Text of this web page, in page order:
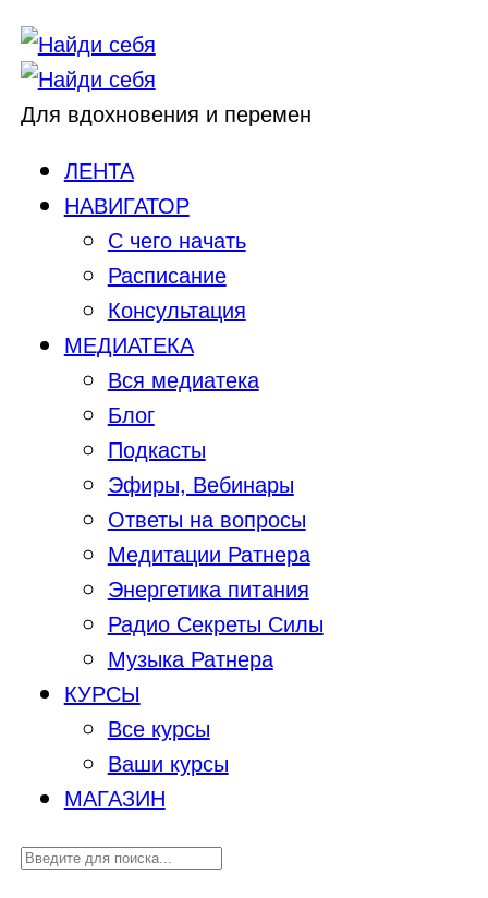
Для вдохновения и перемен
ЛЕНТА
НАВИГАТОР
С чего начать
Расписание
Консультация
МЕДИАТЕКА
Вся медиатека
Блог
Подкасты
Эфиры, Вебинары
Ответы на вопросы
Медитации Ратнера
Энергетика питания
Радио Секреты Силы
Музыка Ратнера
КУРСЫ
Все курсы
Ваши курсы
МАГАЗИН